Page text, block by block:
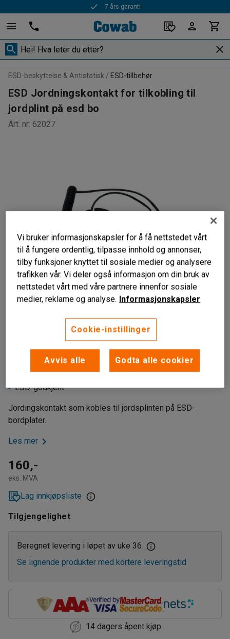
7 års garanti
ESD-beskyttelse & Antistatisk ESD-tillbehør
ESD Jordningskontakt for tilkobling til
jordplint på esd bo
Art. nr: 62027
For ESD-bordplater
Motstand på 1 Mohm
ESD-godkjent
Jordingskontakt som kobles til jordsplinten på ESD-
bordplater.
Les mer
160,-
eks. MVA
Lag innkjøpsliste
Tilgjengelighet
Beregnet levering i løpet av uke 36
Se lignende produkter med kortere leveringstid
14 dagers åpent kjøp
Vi bruker informasjonskapsler for å få nettstedet vårt
til å fungere ordentlig, tilpasse innhold og annonser,
tilby funksjoner knyttet til sosiale medier og analysere
trafikken vår. Vi deler også informasjon om din bruk av
nettstedet vårt med våre partnere innenfor sosiale
medier, reklame og analyse. Informasjonskapsler
Cookie-instillinger
Avvis alle Godta alle cookier